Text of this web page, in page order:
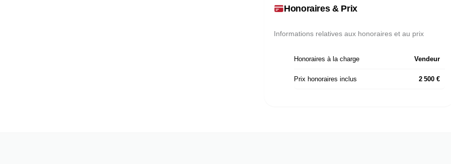
Honoraires & Prix
Informations relatives aux honoraires et au prix
Honoraires à la charge Vendeur
Prix honoraires inclus 2 500 €